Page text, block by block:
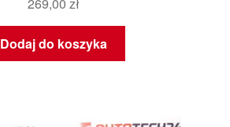
269,00 zł
Dodaj do koszyka